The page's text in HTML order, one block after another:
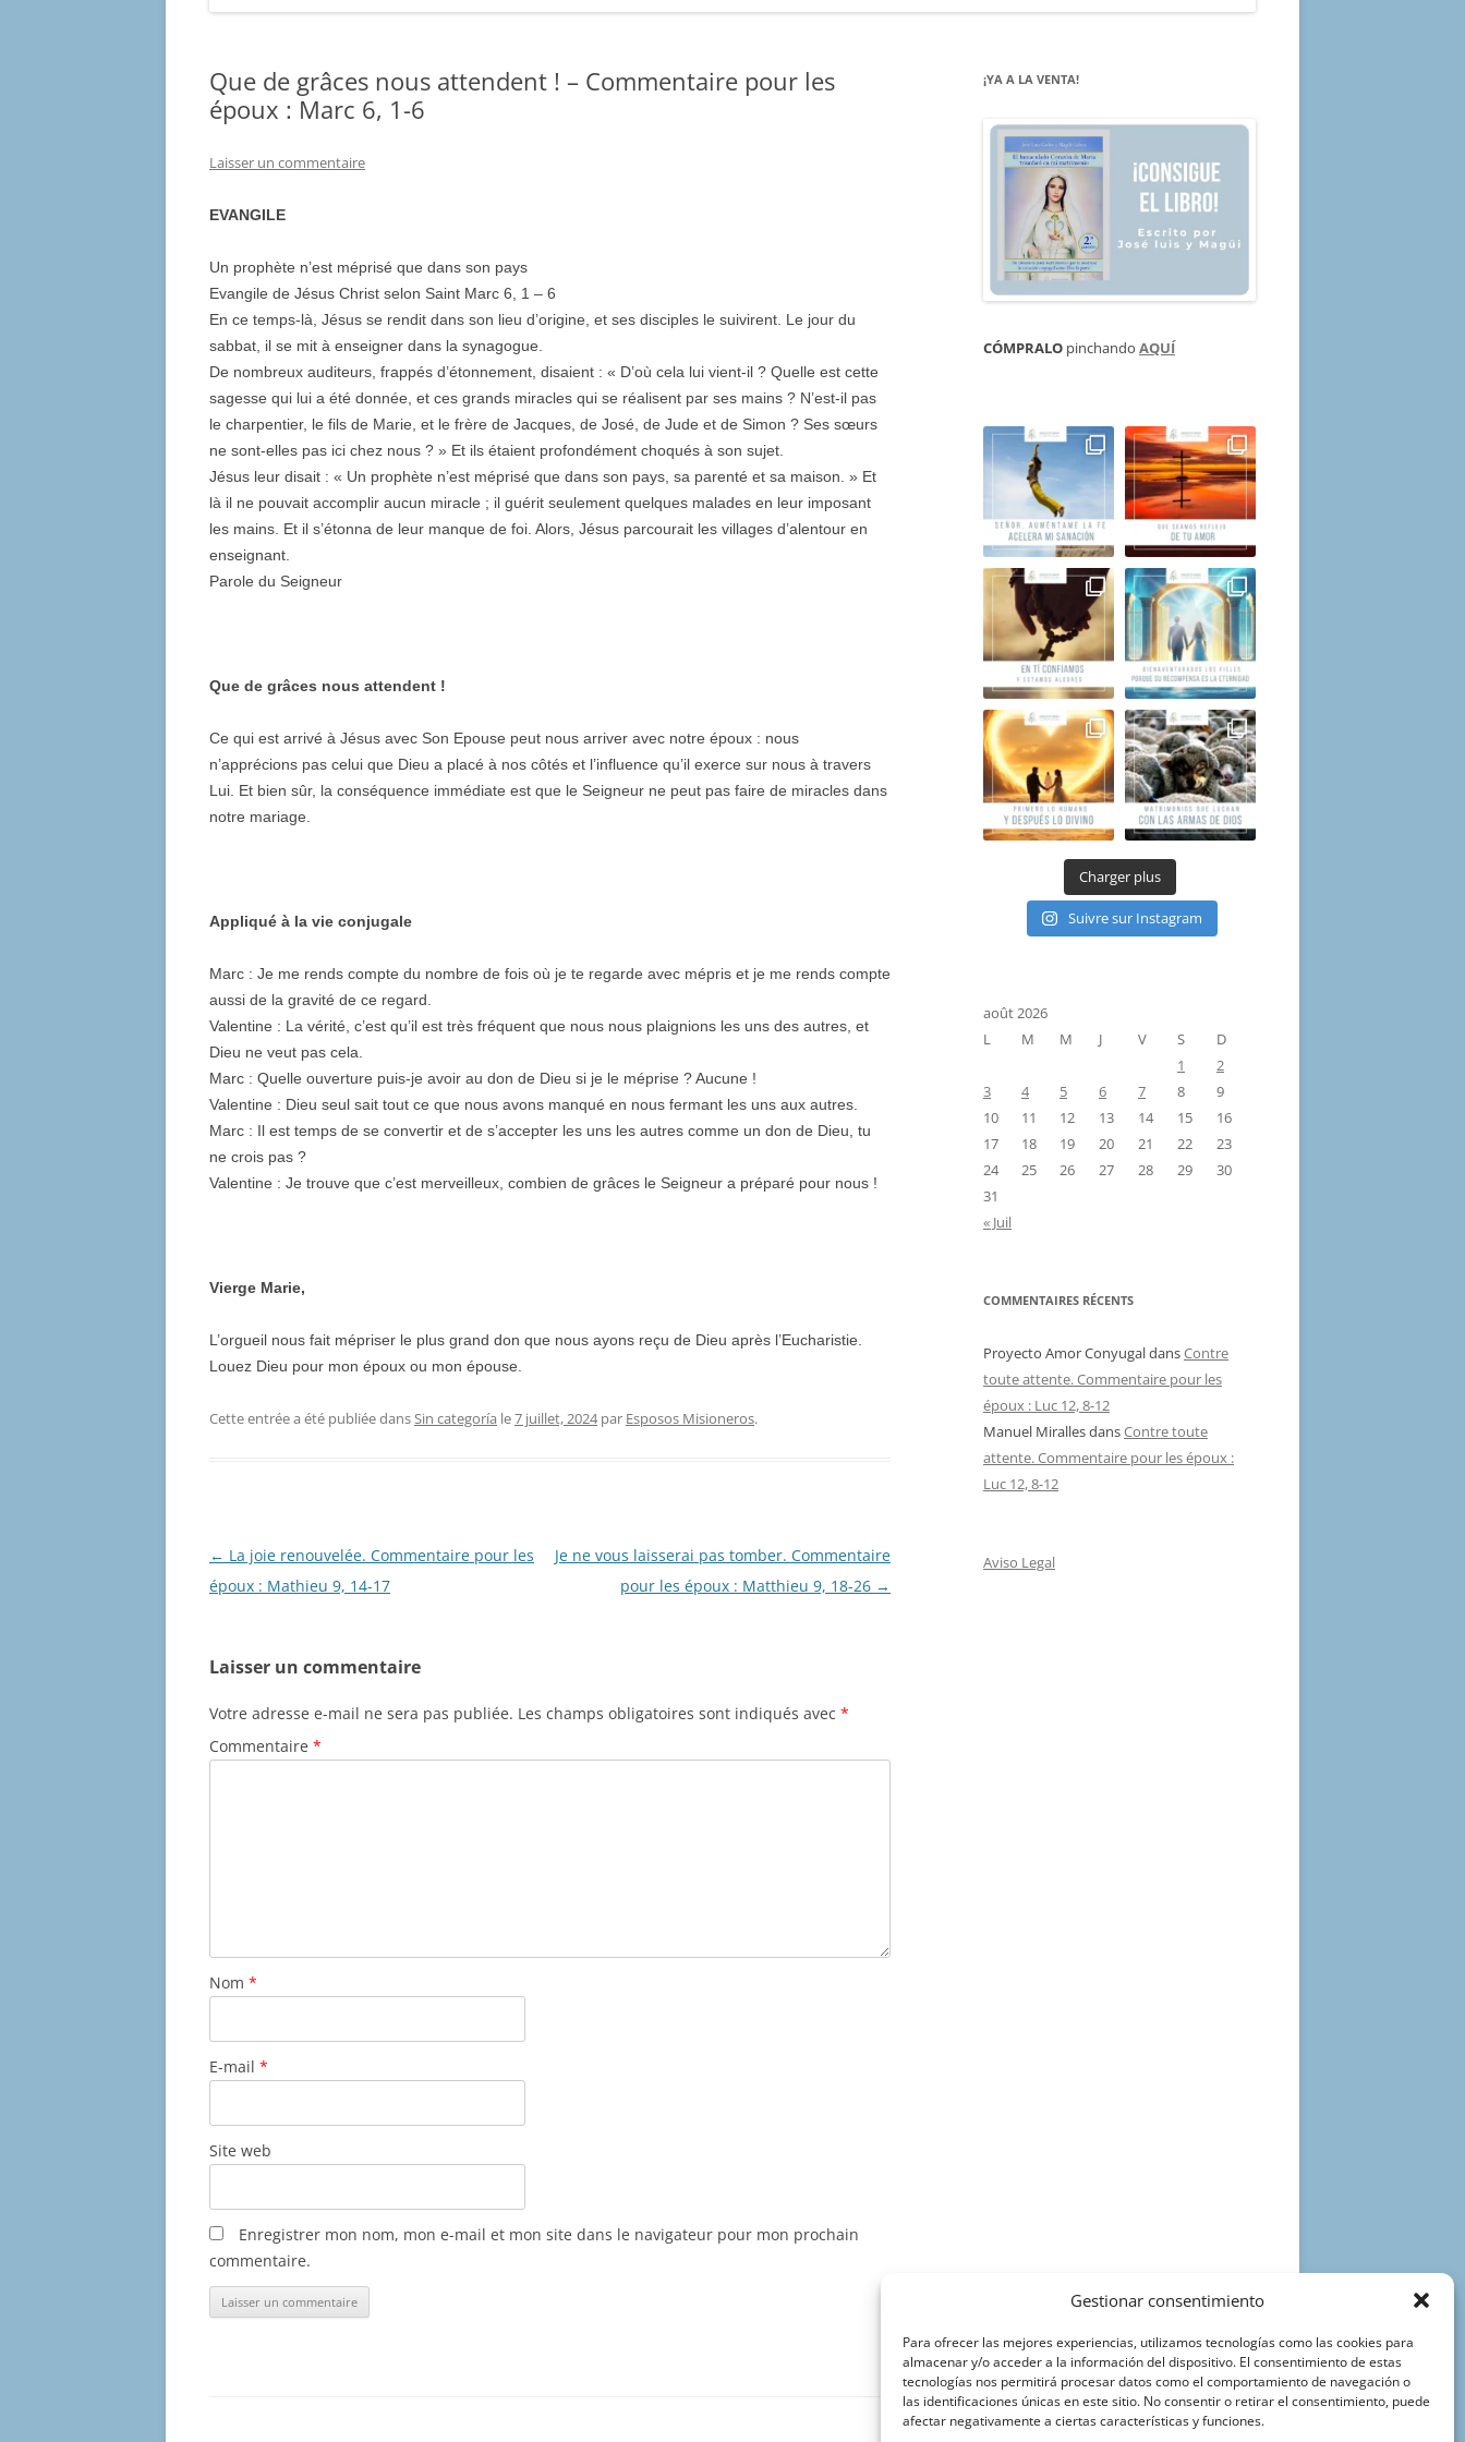
Gestionar consentimiento
Para ofrecer las mejores experiencias, utilizamos tecnologías como las cookies para
almacenar y/o acceder a la información del dispositivo. El consentimiento de estas
tecnologías nos permitirá procesar datos como el comportamiento de navegación o
las identificaciones únicas en este sitio. No consentir o retirar el consentimiento, puede
afectar negativamente a ciertas características y funciones.
Que de grâces nous attendent ! – Commentaire pour les
époux : Marc 6, 1-6
Laisser un commentaire
EVANGILE
Un prophète n’est méprisé que dans son pays
Evangile de Jésus Christ selon Saint Marc 6, 1 – 6
En ce temps-là, Jésus se rendit dans son lieu d’origine, et ses disciples le suivirent. Le jour du
sabbat, il se mit à enseigner dans la synagogue.
De nombreux auditeurs, frappés d’étonnement, disaient : « D’où cela lui vient-il ? Quelle est cette
sagesse qui lui a été donnée, et ces grands miracles qui se réalisent par ses mains ? N’est-il pas
le charpentier, le fils de Marie, et le frère de Jacques, de José, de Jude et de Simon ? Ses sœurs
ne sont-elles pas ici chez nous ? » Et ils étaient profondément choqués à son sujet.
Jésus leur disait : « Un prophète n’est méprisé que dans son pays, sa parenté et sa maison. » Et
là il ne pouvait accomplir aucun miracle ; il guérit seulement quelques malades en leur imposant
les mains. Et il s’étonna de leur manque de foi. Alors, Jésus parcourait les villages d’alentour en
enseignant.
Parole du Seigneur
Que de grâces nous attendent !
Ce qui est arrivé à Jésus avec Son Epouse peut nous arriver avec notre époux : nous
n’apprécions pas celui que Dieu a placé à nos côtés et l’influence qu’il exerce sur nous à travers
Lui. Et bien sûr, la conséquence immédiate est que le Seigneur ne peut pas faire de miracles dans
notre mariage.
Appliqué à la vie conjugale
Marc : Je me rends compte du nombre de fois où je te regarde avec mépris et je me rends compte
aussi de la gravité de ce regard.
Valentine : La vérité, c’est qu’il est très fréquent que nous nous plaignions les uns des autres, et
Dieu ne veut pas cela.
Marc : Quelle ouverture puis-je avoir au don de Dieu si je le méprise ? Aucune !
Valentine : Dieu seul sait tout ce que nous avons manqué en nous fermant les uns aux autres.
Marc : Il est temps de se convertir et de s’accepter les uns les autres comme un don de Dieu, tu
ne crois pas ?
Valentine : Je trouve que c’est merveilleux, combien de grâces le Seigneur a préparé pour nous !
Vierge Marie,
L’orgueil nous fait mépriser le plus grand don que nous ayons reçu de Dieu après l’Eucharistie.
Louez Dieu pour mon époux ou mon épouse.
Cette entrée a été publiée dansSin categoría le7 juillet, 2024 par Esposos Misioneros.
Navigation
des
← La joie renouvelée. Commentaire pour les
époux : Mathieu 9, 14-17
Je ne vous laisserai pas tomber. Commentaire
pour les époux : Matthieu 9, 18-26 →
Laisser un commentaire
Votre adresse e-mail ne sera pas publiée. Les champs obligatoires sont indiqués avec *
Commentaire *
Nom *
E-mail *
Site web
Enregistrer mon nom, mon e-mail et mon site dans le navigateur pour mon prochain
commentaire.
¡YA A LA VENTA!
CÓMPRALO pinchando AQUÍ
Charger plus
Suivre sur Instagram
août 2026
L
M M J V S
D
1
2
3
4 5 6 7 8
9
10
11 12 13 14 15
16
17
18 19 20 21 22
23
24
25 26 27 28 29
30
31
« Juil
COMMENTAIRES RÉCENTS
Proyecto Amor ConyugaldansContre
toute attente. Commentaire pour les
époux : Luc 12, 8-12
Manuel MirallesdansContre toute
attente. Commentaire pour les époux :
Luc 12, 8-12
Aviso Legal